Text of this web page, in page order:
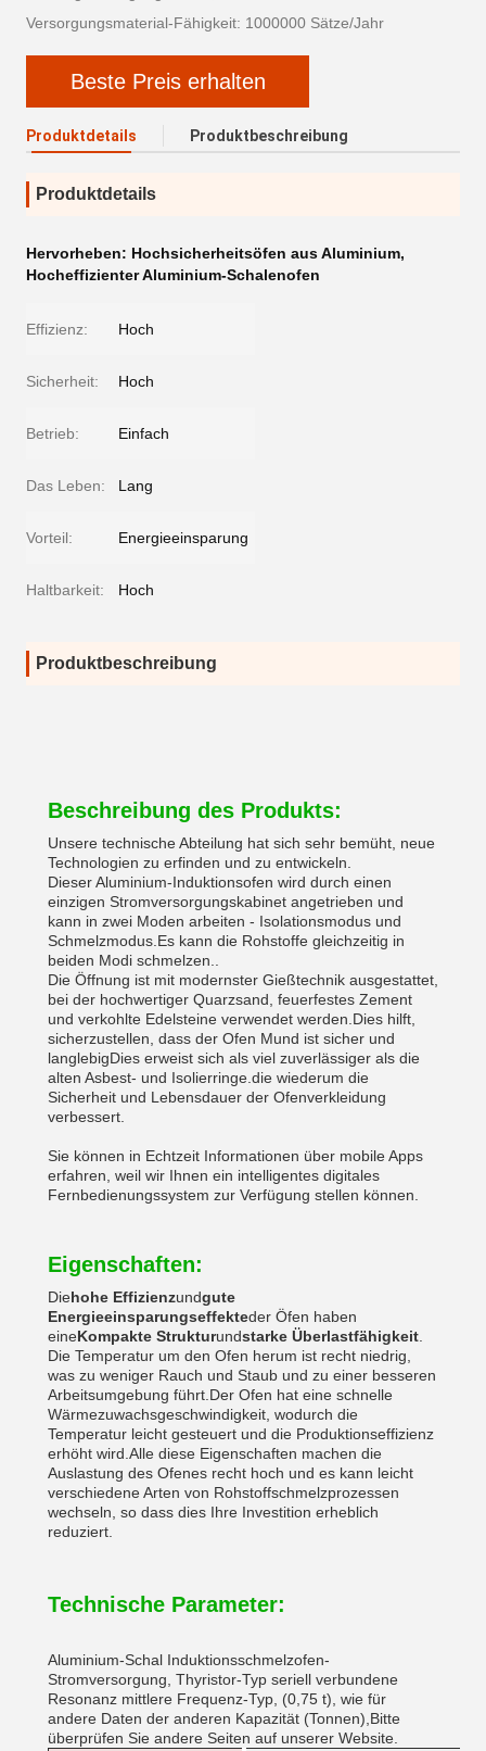
Versorgungsmaterial-Fähigkeit: 1000000 Sätze/Jahr
Beste Preis erhalten
Produktdetails Produktbeschreibung
Produktdetails
Hervorheben: Hochsicherheitsöfen aus Aluminium,
Hocheffizienter Aluminium-Schalenofen
Effizienz: Hoch
Sicherheit: Hoch
Betrieb: Einfach
Das Leben: Lang
Vorteil: Energieeinsparung
Haltbarkeit: Hoch
Produktbeschreibung
Beschreibung des Produkts:
Unsere technische Abteilung hat sich sehr bemüht, neue
Technologien zu erfinden und zu entwickeln.
Dieser Aluminium-Induktionsofen wird durch einen
einzigen Stromversorgungskabinet angetrieben und
kann in zwei Moden arbeiten - Isolationsmodus und
Schmelzmodus.Es kann die Rohstoffe gleichzeitig in
beiden Modi schmelzen..
Die Öffnung ist mit modernster Gießtechnik ausgestattet,
bei der hochwertiger Quarzsand, feuerfestes Zement
und verkohlte Edelsteine verwendet werden.Dies hilft,
sicherzustellen, dass der Ofen Mund ist sicher und
langlebigDies erweist sich als viel zuverlässiger als die
alten Asbest- und Isolierringe.die wiederum die
Sicherheit und Lebensdauer der Ofenverkleidung
verbessert.
Sie können in Echtzeit Informationen über mobile Apps
erfahren, weil wir Ihnen ein intelligentes digitales
Fernbedienungssystem zur Verfügung stellen können.
Eigenschaften:
Diehohe Effizienzundgute
Energieeinsparungseffekteder Öfen haben
eineKompakte Strukturundstarke Überlastfähigkeit
Die Temperatur um den Ofen herum ist recht niedrig,
was zu weniger Rauch und Staub und zu einer besseren
Arbeitsumgebung führt.Der Ofen hat eine schnelle
Wärmezuwachsgeschwindigkeit, wodurch die
Temperatur leicht gesteuert und die Produktionseffizienz
erhöht wird.Alle diese Eigenschaften machen die
Auslastung des Ofenes recht hoch und es kann leicht
verschiedene Arten von Rohstoffschmelzprozessen
wechseln, so dass dies Ihre Investition erheblich
reduziert.
Technische Parameter:
Aluminium-Schal Induktionsschmelzofen-
Stromversorgung, Thyristor-Typ seriell verbundene
Resonanz mittlere Frequenz-Typ, (0,75 t), wie für
andere Daten der anderen Kapazität (Tonnen),Bitte
überprüfen Sie andere Seiten auf unserer Website.